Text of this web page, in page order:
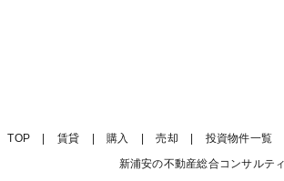
TOP 賃貸 購入 売却
投資物件一覧
新浦安の不動産総合コンサルテ